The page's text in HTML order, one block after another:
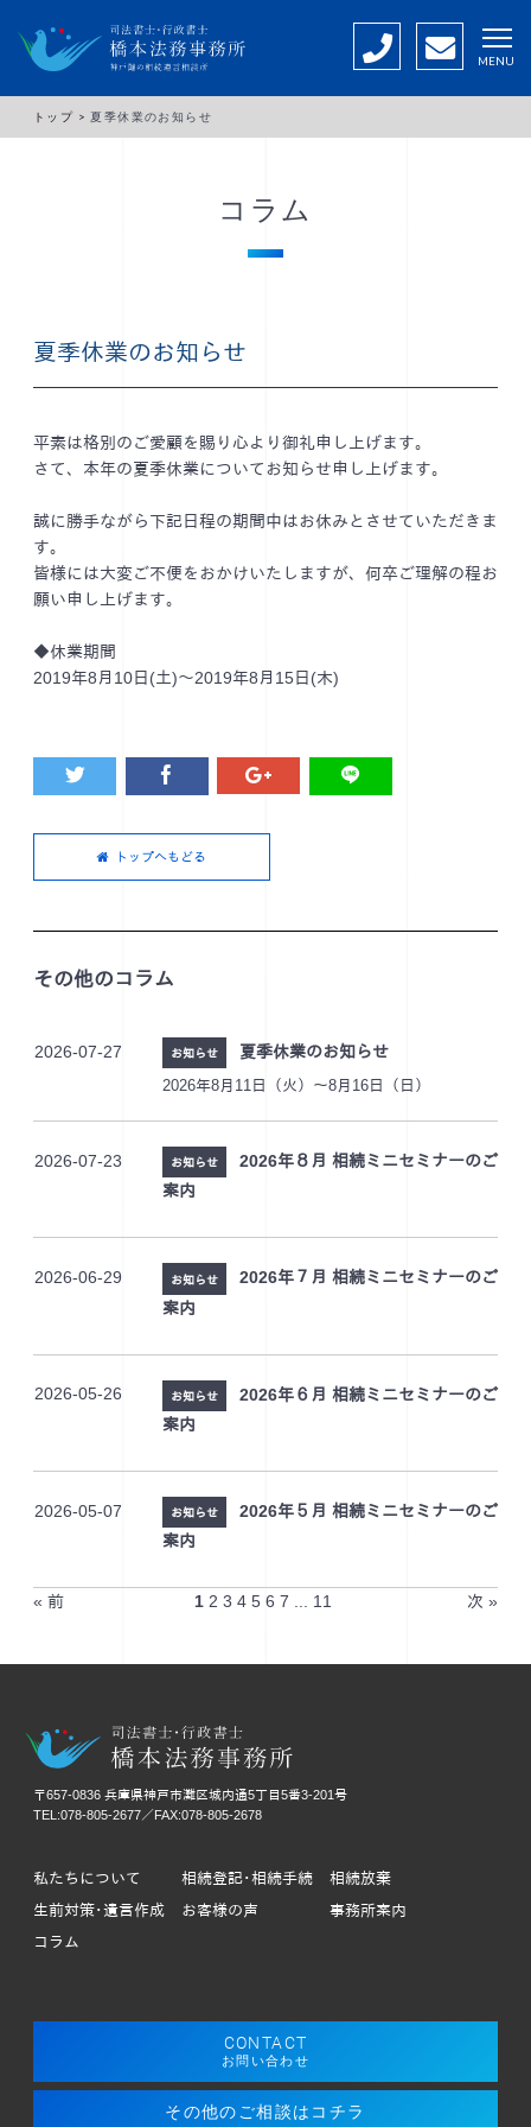
MENU
トップ >夏季休業のお知らせ
コラム
夏季休業のお知らせ
平素は格別のご愛顧を賜り心より御礼申し上げます。
さて、本年の夏季休業についてお知らせ申し上げます。
誠に勝手ながら下記日程の期間中はお休みとさせていただきま
す。
皆様には大変ご不便をおかけいたしますが、何卒ご理解の程お
願い申し上げます。
◆休業期間
2019年8月10日(土)～2019年8月15日(木)
トップへもどる
その他のコラム
2026-07-27 お知らせ 夏季休業のお知らせ
2026年8月11日（火）～8月16日（日）
2026-07-23 お知らせ
2026年８月 相続ミニセミナーのご
案内
2026-06-29 お知らせ
2026年７月 相続ミニセミナーのご
案内
2026-05-26 お知らせ
2026年６月 相続ミニセミナーのご
案内
2026-05-07 お知らせ
2026年５月 相続ミニセミナーのご
案内
« 前 1 2 3 4 5 6 7 11 次 »
〒657-0836 兵庫県神戸市灘区城内通5丁目5番3-201号
TEL:078-805-2677／FAX:078-805-2678
私たちについて 相続登記･相続手続
相続放棄
生前対策･遺言作成
お客様の声
事務所案内
コラム
CONTACT
お問い合わせ
その他のご相談はコチラ